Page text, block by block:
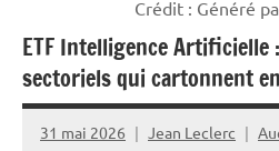
Crédit : Généré
ETF Intelligence Artificielle
sectoriels qui cartonnent
31 mai 2026 Jean Leclerc